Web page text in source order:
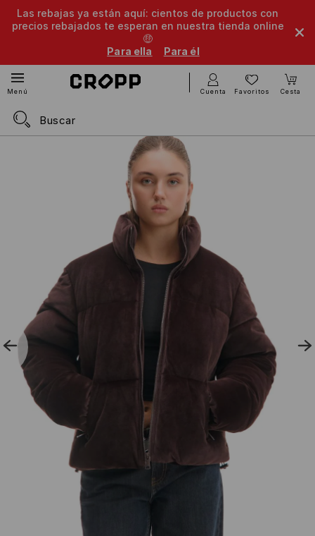
Las rebajas ya están aquí: cientos de productos con
precios rebajados te esperan en nuestra tienda online
🤑
Para ella
Para él
Menú Cuenta Favoritos Cesta